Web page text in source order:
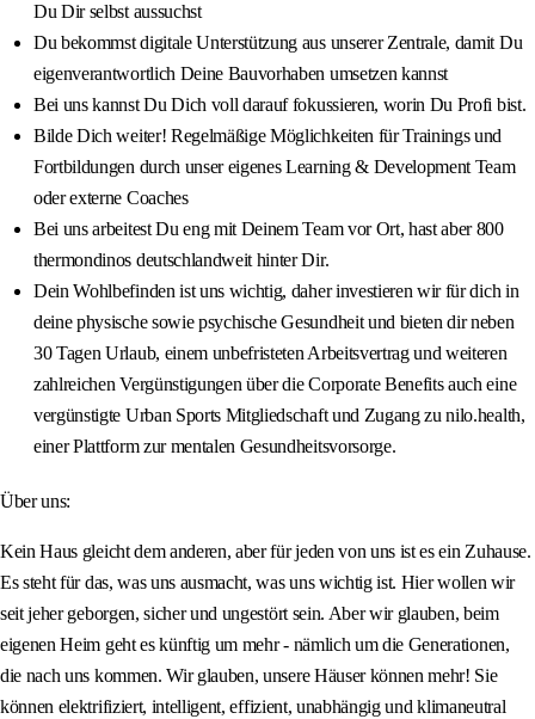
Du Dir selbst aussuchst
Du bekommst digitale Unterstützung aus unserer Zentrale, damit Du
eigenverantwortlich Deine Bauvorhaben umsetzen kannst
Bei uns kannst Du Dich voll darauf fokussieren, worin Du Profi bist.
Bilde Dich weiter! Regelmäßige Möglichkeiten für Trainings und
Fortbildungen durch unser eigenes Learning & Development Team
oder externe Coaches
Bei uns arbeitest Du eng mit Deinem Team vor Ort, hast aber 800
thermondinos deutschlandweit hinter Dir.
Dein Wohlbefinden ist uns wichtig, daher investieren wir für dich in
deine physische sowie psychische Gesundheit und bieten dir neben
30 Tagen Urlaub, einem unbefristeten Arbeitsvertrag und weiteren
zahlreichen Vergünstigungen über die Corporate Benefits auch eine
vergünstigte Urban Sports Mitgliedschaft und Zugang zu nilo.health,
einer Plattform zur mentalen Gesundheitsvorsorge.
Über uns:
Kein Haus gleicht dem anderen, aber für jeden von uns ist es ein Zuhause.
Es steht für das, was uns ausmacht, was uns wichtig ist. Hier wollen wir
seit jeher geborgen, sicher und ungestört sein. Aber wir glauben, beim
eigenen Heim geht es künftig um mehr - nämlich um die Generationen,
die nach uns kommen. Wir glauben, unsere Häuser können mehr! Sie
können elektrifiziert, intelligent, effizient, unabhängig und klimaneutral